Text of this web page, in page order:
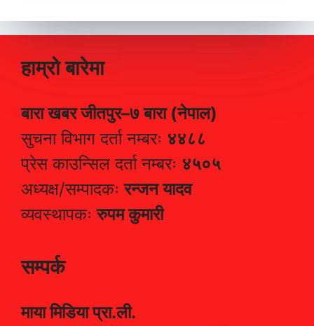
हाम्रो बारेमा
बारा खबर जीतपुर–७ बारा (नेपाल)
सुचना विभाग दर्ता नम्बरः ४४८८
प्रेस काउन्सिल दर्ता नम्बरः ४५०५
अध्यक्ष/सम्पादकःरन्जन यादव
व्यवस्थापकःरुपम कुमारी
सम्पर्क
माया मिडिया प्रा.ली.